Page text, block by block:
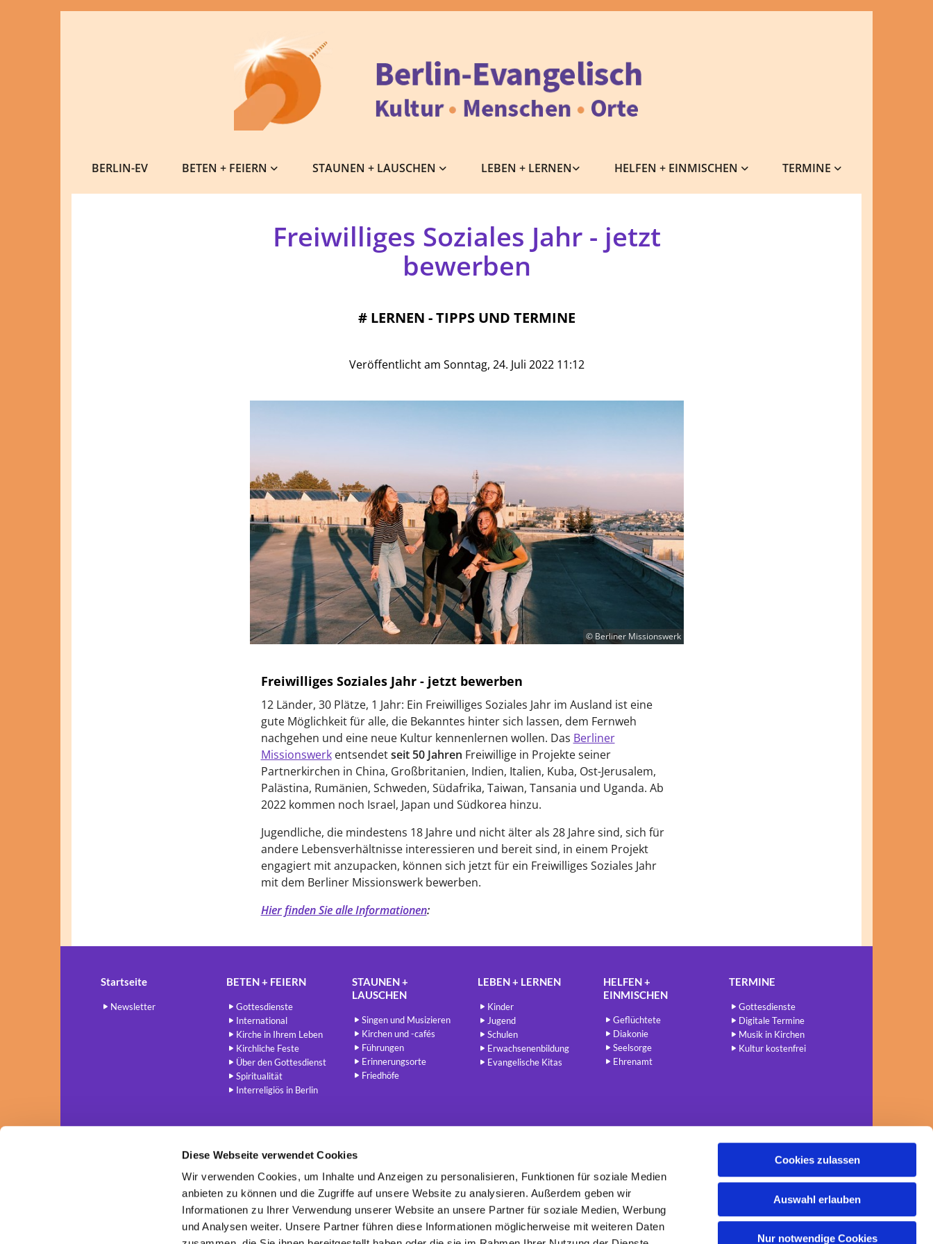
Diese Webseite verwendet Cookies
Wir verwenden Cookies, um Inhalte und Anzeigen zu personalisieren, Funktionen für soziale Medien
anbieten zu können und die Zugriffe auf unsere Website zu analysieren. Außerdem geben wir
Informationen zu Ihrer Verwendung unserer Website an unsere Partner für soziale Medien, Werbung
und Analysen weiter. Unsere Partner führen diese Informationen möglicherweise mit weiteren Daten
Cookies zulassen
Auswahl erlauben
Nur notwendige Cookies
BERLIN-EV BETEN + FEIERN STAUNEN + LAUSCHEN LEBEN + LERNEN HELFEN + EINMISCHEN TERMINE
Freiwilliges Soziales Jahr - jetzt
bewerben
# LERNEN - TIPPS UND TERMINE
Veröffentlicht am Sonntag, 24. Juli 2022 11:12
© Berliner Missionswerk
Freiwilliges Soziales Jahr - jetzt bewerben
12 Länder, 30 Plätze, 1 Jahr: Ein Freiwilliges Soziales Jahr im Ausland ist eine
gute Möglichkeit für alle, die Bekanntes hinter sich lassen, dem Fernweh
nachgehen und eine neue Kultur kennenlernen wollen. Das Berliner
Missionswerkentsendetseit 50 Jahren Freiwillige in Projekte seiner
Partnerkirchen in China, Großbritanien, Indien, Italien, Kuba, Ost-Jerusalem,
Palästina, Rumänien, Schweden, Südafrika, Taiwan, Tansania und Uganda. Ab
2022 kommen noch Israel, Japan und Südkorea hinzu.
Jugendliche, die mindestens 18 Jahre und nicht älter als 28 Jahre sind, sich für
andere Lebensverhältnisse interessieren und bereit sind, in einem Projekt
engagiert mit anzupacken, können sich jetzt für ein Freiwilliges Soziales Jahr
mit dem Berliner Missionswerk bewerben.
Hier finden Sie alle Informationen:
Startseite
Newsletter
BETEN + FEIERN
Gottesdienste
International
Kirche in Ihrem Leben
Kirchliche Feste
Über den Gottesdienst
Spiritualität
Interreligiös in Berlin
STAUNEN +
LAUSCHEN
Singen und Musizieren
Kirchen und -cafés
Führungen
Erinnerungsorte
Friedhöfe
LEBEN + LERNEN
Kinder
Jugend
Schulen
Erwachsenenbildung
Evangelische Kitas
HELFEN +
EINMISCHEN
Geflüchtete
Diakonie
Seelsorge
Ehrenamt
TERMINE
Gottesdienste
Digitale Termine
Musik in Kirchen
Kultur kostenfrei
Berlin - Evangelisch
Kontaktinformationen Cookie-Richtlinie Impressum
Erklärung zur Barrierefreiheit